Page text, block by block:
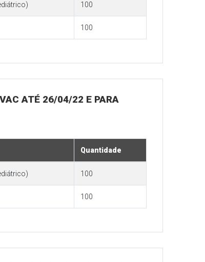
100
100
ATÉ 26/04/22 E PARA
Quantidade
100
100